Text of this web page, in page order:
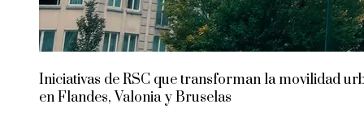
Iniciativas de RSC que transforman la movilidad
en Flandes, Valonia y Bruselas